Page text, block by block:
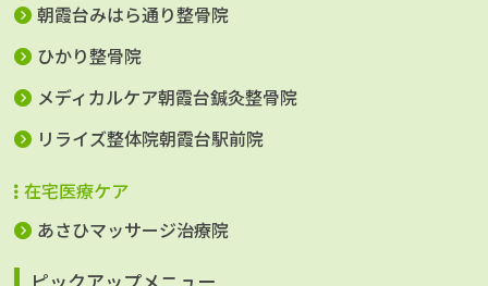
朝霞台みはら通り整骨院
ひかり整骨院
メディカルケア朝霞台鍼灸整骨院
リライズ整体院朝霞台駅前院
在宅医療ケア
あさひマッサージ治療院